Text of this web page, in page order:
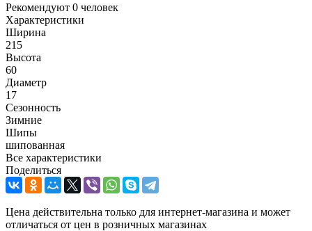
Рекомендуют 0 человек
Характеристики
Ширина
215
Высота
60
Диаметр
17
Сезонность
Зимние
Шипы
шипованная
Все характеристики
Поделиться
Цена действительна только для интернет-магазина и может
отличаться от цен в розничных магазинах